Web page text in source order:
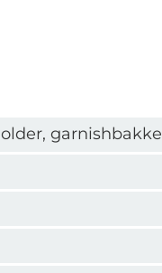
garnishbakke